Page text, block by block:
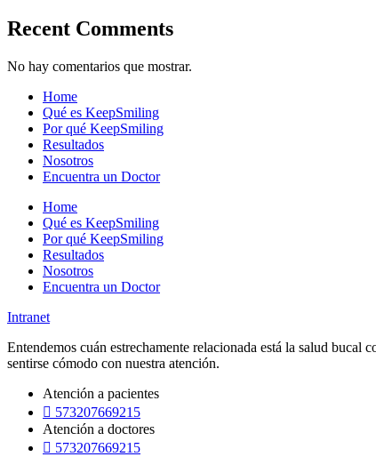
Recent Comments
No hay comentarios que mostrar.
Home
Qué es KeepSmiling
Por qué KeepSmiling
Resultados
Nosotros
Encuentra un Doctor
Home
Qué es KeepSmiling
Por qué KeepSmiling
Resultados
Nosotros
Encuentra un Doctor
Intranet
Entendemos cuán estrechamente relacionada está la salud
sentirse cómodo con nuestra atención.
Atención a pacientes
573207669215‬
Atención a doctores
573207669215‬